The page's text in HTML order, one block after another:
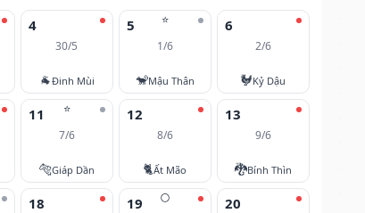
4
30/5
🐐Đinh Mùi
⭐
5
1/6
🐒Mậu Thân
6
2/6
🐓Kỷ Dậu
⭐
11
7/6
🐅Giáp Dần
12
8/6
🐈Ất Mão
13
9/6
🐉Bính Thìn
18 🌕
19 20